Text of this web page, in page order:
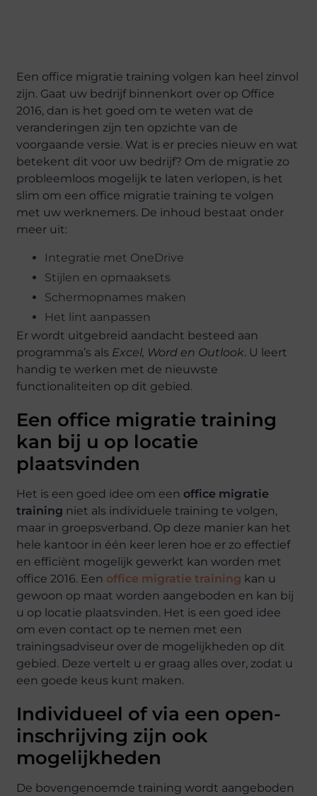
Een office migratie training volgen kan heel zinvol
zijn. Gaat uw bedrijf binnenkort over op Office
2016, dan is het goed om te weten wat de
veranderingen zijn ten opzichte van de
voorgaande versie. Wat is er precies nieuw en wat
betekent dit voor uw bedrijf? Om de migratie zo
probleemloos mogelijk te laten verlopen, is het
slim om een office migratie training te volgen
met uw werknemers. De inhoud bestaat onder
meer uit:
Integratie met OneDrive
Stijlen en opmaaksets
Schermopnames maken
Het lint aanpassen
Er wordt uitgebreid aandacht besteed aan
programma’s als Excel, Word en Outlook. U leert
handig te werken met de nieuwste
functionaliteiten op dit gebied.
Een office migratie training
kan bij u op locatie
plaatsvinden
Het is een goed idee om eenoffice migratie
training niet als individuele training te volgen,
maar in groepsverband. Op deze manier kan het
hele kantoor in één keer leren hoe er zo effectief
en efficiënt mogelijk gewerkt kan worden met
office 2016. Een office migratie training kan u
gewoon op maat worden aangeboden en kan bij
u op locatie plaatsvinden. Het is een goed idee
om even contact op te nemen met een
trainingsadviseur over de mogelijkheden op dit
gebied. Deze vertelt u er graag alles over, zodat u
een goede keus kunt maken.
Individueel of via een open-
inschrijving zijn ook
mogelijkheden
De bovengenoemde training wordt aangeboden